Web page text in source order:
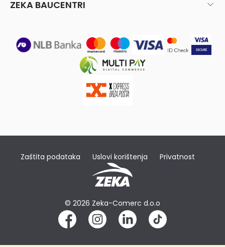
ZEKA BAUCENTRI
Zaštita podataka Uslovi korištenja Privatnost
© 2026 Zeka-Comerc d.o.o